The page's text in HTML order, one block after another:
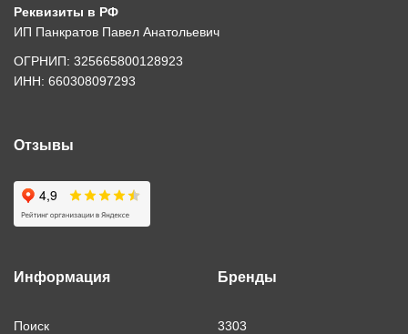
Реквизиты в РФ
ИП Панкратов Павел Анатольевич
ОГРНИП: 325665800128923
ИНН: 660308097293
Отзывы
Информация
Поиск
Бренды
3303